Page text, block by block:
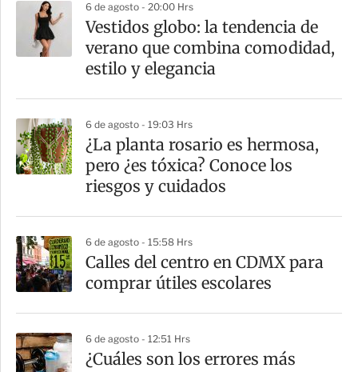
a
r
t
6 de agosto - 20:00 Hrs
Vestidos globo: la tendencia de
verano que combina comodidad,
estilo y elegancia
6 de agosto - 19:03 Hrs
¿La planta rosario es hermosa,
pero ¿es tóxica? Conoce los
riesgos y cuidados
6 de agosto - 15:58 Hrs
Calles del centro en CDMX para
comprar útiles escolares
6 de agosto - 12:51 Hrs
¿Cuáles son los errores más